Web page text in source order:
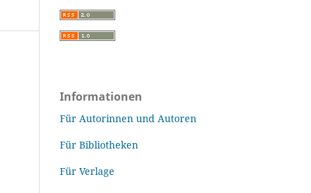
Informationen
Für Autorinnen und Autoren
Für Bibliotheken
Für Verlage